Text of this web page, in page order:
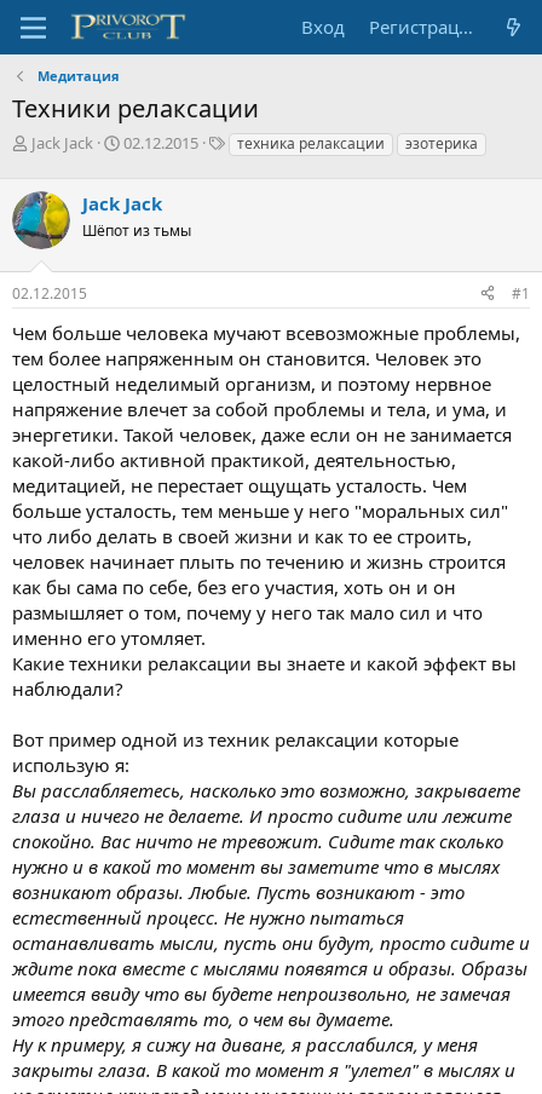
Вход Регистрация
Медитация
Техники релаксации
А
о
р
т
е
м
ы
Jack Jack
Д
а
н
ч
л
а
02.12.2015
Ттехника релаксации эзотерика
Jack Jack
Шёпот из тьмы
02.12.2015 #1
Чем больше человека мучают всевозможные проблемы,
тем более напряженным он становится. Человек это
целостный неделимый организм, и поэтому нервное
напряжение влечет за собой проблемы и тела, и ума, и
энергетики. Такой человек, даже если он не занимается
какой-либо активной практикой, деятельностью,
медитацией, не перестает ощущать усталость. Чем
больше усталость, тем меньше у него "моральных сил"
что либо делать в своей жизни и как то ее строить,
человек начинает плыть по течению и жизнь строится
как бы сама по себе, без его участия, хоть он и он
размышляет о том, почему у него так мало сил и что
именно его утомляет.
Какие техники релаксации вы знаете и какой эффект вы
наблюдали?
Вот пример одной из техник релаксации которые
использую я:
Вы расслабляетесь, насколько это возможно, закрываете
глаза и ничего не делаете. И просто сидите или лежите
спокойно. Вас ничто не тревожит. Сидите так сколько
нужно и в какой то момент вы заметите что в мыслях
возникают образы. Любые. Пусть возникают - это
естественный процесс. Не нужно пытаться
останавливать мысли, пусть они будут, просто сидите и
ждите пока вместе с мыслями появятся и образы. Образы
имеется ввиду что вы будете непроизвольно, не замечая
этого представлять то, о чем вы думаете.
Ну к примеру, я сижу на диване, я расслабился, у меня
закрыты глаза. В какой то момент я "улетел" в мыслях и